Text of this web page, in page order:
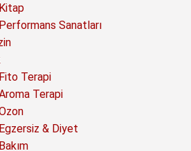
Kitap
Performans Sanatları
Fito Terapi
Terapi
Egzersiz & Diyet
Bakım